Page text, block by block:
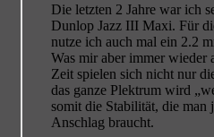
Die letzten 2 Jahre war ich
Dunlop Jazz III Maxi. Für
nutze ich auch mal ein 2.2
Was mir aber immer wieder
Zeit spielen sich nicht nur
das ganze Plektrum wird
somit die Stabilität, die man
Anschlag braucht.